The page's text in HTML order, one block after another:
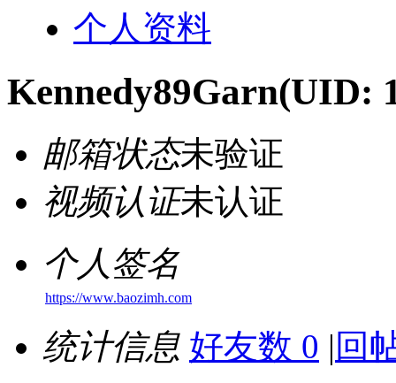
个人资料
Kennedy89Garn(UID:
邮箱状态未验证
视频认证未认证
个人签名
https://www.baozimh.com
统计信息 好友数 0 | 回